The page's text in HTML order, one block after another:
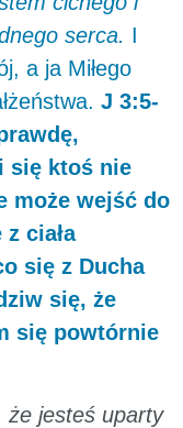
serca. I
a ja Miłego
J 3:5-
się ktoś nie
może wejść do
ciała
się z Ducha
się, że
się powtórnie
że jesteś uparty